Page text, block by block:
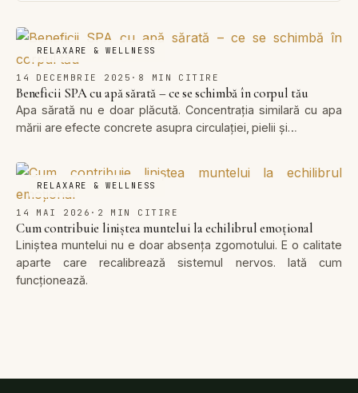
RELAXARE & WELLNESS
14 DECEMBRIE 2025 · 8 MIN CITIRE
Beneficii SPA cu apă sărată – ce se schimbă în corpul tău
Apa sărată nu e doar plăcută. Concentrația similară cu apa
mării are efecte concrete asupra circulației, pielii și…
RELAXARE & WELLNESS
14 MAI 2026 · 2 MIN CITIRE
Cum contribuie liniștea muntelui la echilibrul emoțional
Liniștea muntelui nu e doar absența zgomotului. E o calitate
aparte care recalibrează sistemul nervos. Iată cum
funcționează.